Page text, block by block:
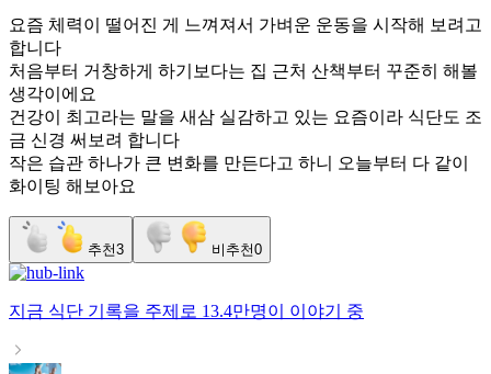
요즘 체력이 떨어진 게 느껴져서 가벼운 운동을 시작해 보려고
합니다
처음부터 거창하게 하기보다는 집 근처 산책부터 꾸준히 해볼
생각이에요
건강이 최고라는 말을 새삼 실감하고 있는 요즘이라 식단도 조
금 신경 써보려 합니다
작은 습관 하나가 큰 변화를 만든다고 하니 오늘부터 다 같이
화이팅 해보아요
추천3 비추천0
지금 식단 기록을 주제로 13.4만명이 이야기 중